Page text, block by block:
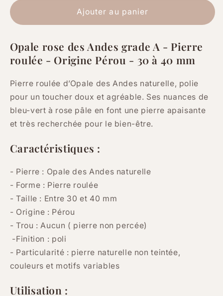
Pierre
roulée
Ajouter au panier
Opale rose des Andes grade A - Pierre
roulée - Origine Pérou - 30 à 40 mm
Pierre roulée d’Opale des Andes naturelle, polie
pour un toucher doux et agréable. Ses nuances de
bleu-vert à rose pâle en font une pierre apaisante
et très recherchée pour le bien-être.
Caractéristiques :
- Pierre : Opale des Andes naturelle
- Forme : Pierre roulée
- Taille : Entre 30 et 40 mm
- Origine : Pérou
- Trou : Aucun ( pierre non percée)
-Finition : poli
- Particularité : pierre naturelle non teintée,
couleurs et motifs variables
Utilisation :